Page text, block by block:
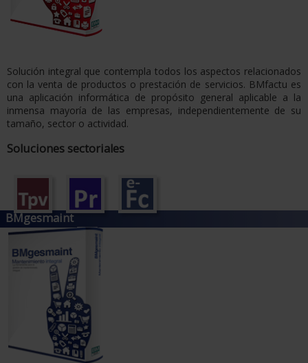
Solución integral que contempla todos los aspectos relacionados
con la venta de productos o prestación de servicios. BMfactu es
una aplicación informática de propósito general aplicable a la
inmensa mayoría de las empresas, independientemente de su
tamaño, sector o actividad.
Soluciones sectoriales
BMgesmaint